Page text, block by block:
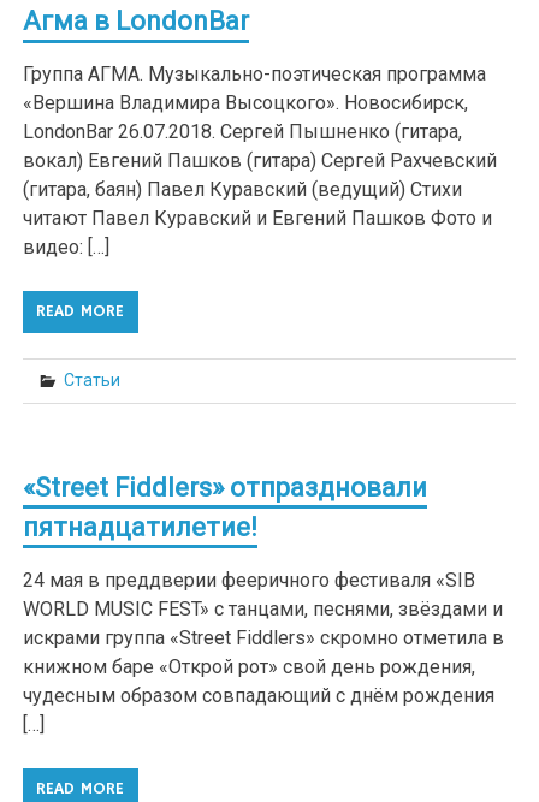
Агма в LondonBar
Группа АГМА. Музыкально-поэтическая программа
«Вершина Владимира Высоцкого». Новосибирск,
LondonBar 26.07.2018. Сергей Пышненко (гитара,
вокал) Евгений Пашков (гитара) Сергей Рахчевский
(гитара, баян) Павел Куравский (ведущий) Стихи
читают Павел Куравский и Евгений Пашков Фото и
видео: […]
READ MORE
Статьи
«Street Fiddlers» отпраздновали
пятнадцатилетие!
24 мая в преддверии фееричного фестиваля «SIB
WORLD MUSIC FEST» с танцами, песнями, звёздами и
искрами группа «Street Fiddlers» скромно отметила в
книжном баре «Открой рот» свой день рождения,
чудесным образом совпадающий с днём рождения
[…]
READ MORE